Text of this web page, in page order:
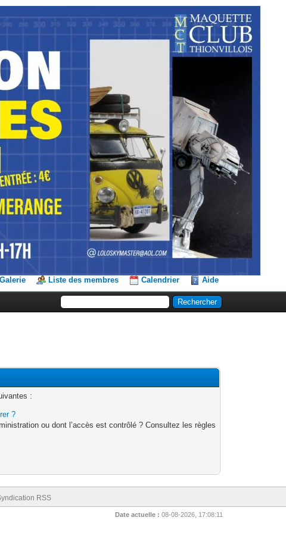
Galerie Liste des membres Calendrier Aide
:
?
ou dont l’accès est contrôlé ? Consultez les règles
RSS
Date actuelle : 08-08-2026, 17:08:11